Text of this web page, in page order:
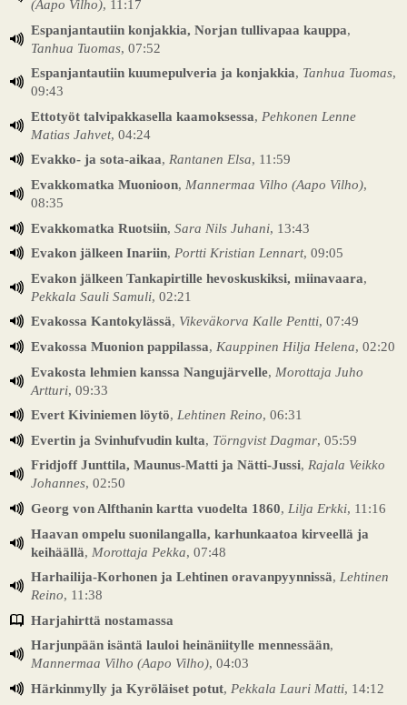
(Aapo Vilho), 11:17
Espanjantautiin konjakkia, Norjan tullivapaa kauppa,
Tanhua Tuomas, 07:52
Espanjantautiin kuumepulveria ja konjakkia, Tanhua Tuomas,
09:43
Ettotyöt talvipakkasella kaamoksessa, Pehkonen Lenne
Matias Jahvet, 04:24
Evakko- ja sota-aikaa, Rantanen Elsa, 11:59
Evakkomatka Muonioon, Mannermaa Vilho (Aapo Vilho),
08:35
Evakkomatka Ruotsiin, Sara Nils Juhani, 13:43
Evakon jälkeen Inariin, Portti Kristian Lennart, 09:05
Evakon jälkeen Tankapirtille hevoskuskiksi, miinavaara,
Pekkala Sauli Samuli, 02:21
Evakossa Kantokylässä, Vikeväkorva Kalle Pentti, 07:49
Evakossa Muonion pappilassa, Kauppinen Hilja Helena, 02:20
Evakosta lehmien kanssa Nangujärvelle, Morottaja Juho
Artturi, 09:33
Evert Kiviniemen löytö, Lehtinen Reino, 06:31
Evertin ja Svinhufvudin kulta, Törngvist Dagmar, 05:59
Fridjoff Junttila, Maunus-Matti ja Nätti-Jussi, Rajala Veikko
Johannes, 02:50
Georg von Alfthanin kartta vuodelta 1860, Lilja Erkki, 11:16
Haavan ompelu suonilangalla, karhunkaatoa kirveellä ja
keihäällä, Morottaja Pekka, 07:48
Harhailija-Korhonen ja Lehtinen oravanpyynnissä, Lehtinen
Reino, 11:38
Harjahirttä nostamassa
Harjunpään isäntä lauloi heinäniitylle mennessään,
Mannermaa Vilho (Aapo Vilho), 04:03
Härkinmylly ja Kyröläiset potut, Pekkala Lauri Matti, 14:12